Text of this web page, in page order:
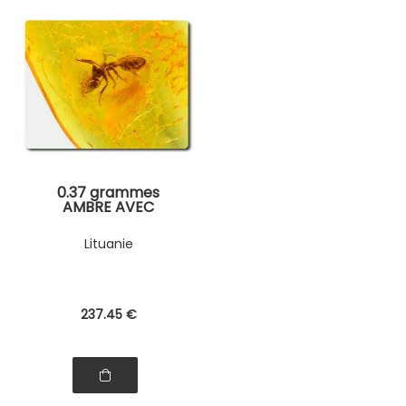
0.37 grammes
AMBRE AVEC
Lituanie
237.45 €